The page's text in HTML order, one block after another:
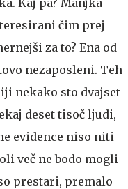
čim prej
za to? Ena od
nezaposleni. Teh
nekako sto dvajset
deset tisoč ljudi,
evidence niso niti
več ne bodo mogli
prestari, premalo